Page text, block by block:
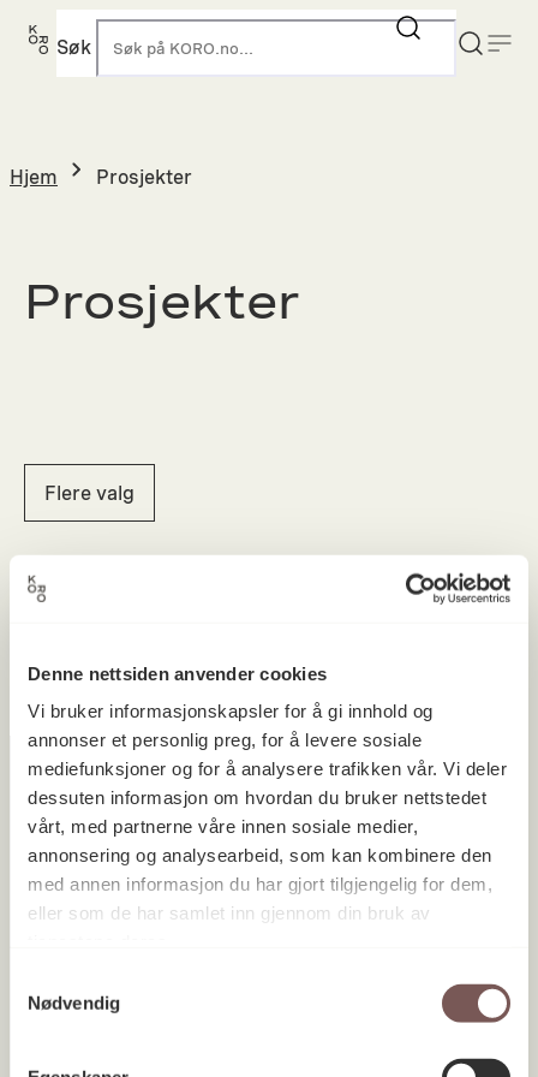
Denne nettsiden anvender cookies
Vi bruker informasjonskapsler for å gi innhold og
annonser et personlig preg, for å levere sosiale
mediefunksjoner og for å analysere trafikken vår. Vi deler
dessuten informasjon om hvordan du bruker nettstedet
vårt, med partnerne våre innen sosiale medier,
annonsering og analysearbeid, som kan kombinere den
med annen informasjon du har gjort tilgjengelig for dem,
eller som de har samlet inn gjennom din bruk av
Nødvendig
Hopp
Søk
Hjem Prosjekter
Prosjekter
Flere valg
Postadresse
0130 Oslo